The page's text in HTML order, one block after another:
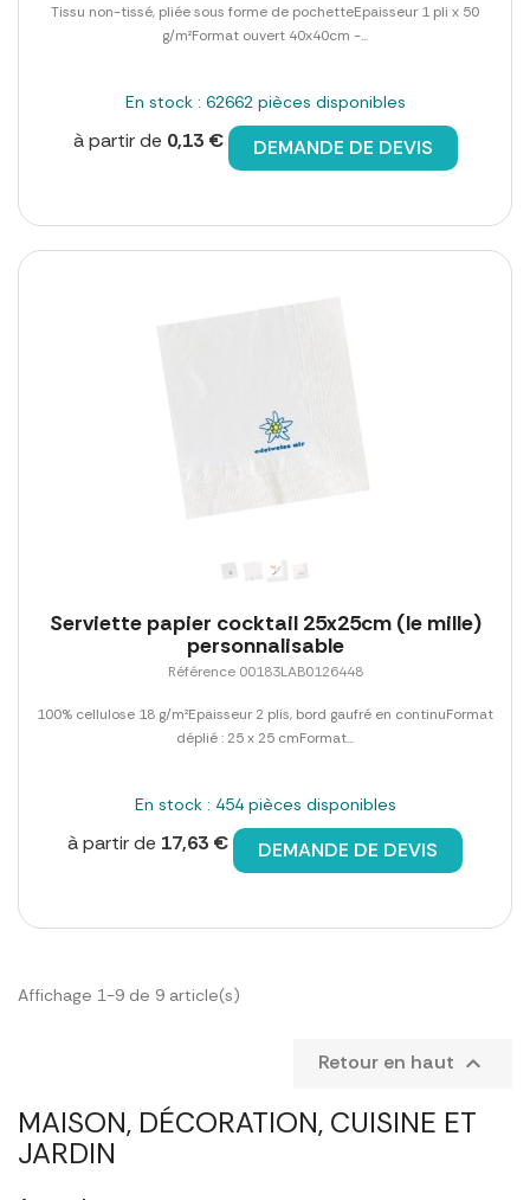
MAISON, DÉCORATION, CUISINE ET
JARDIN
Tissu non-tissé, pliée sous forme de pochetteEpaisseur 1 pli x 50
g/m²Format ouvert 40x40cm -...
En stock : 62662 pièces disponibles
à partir de 0,13 € DEMANDE DE DEVIS
Serviette papier cocktail 25x25cm (le mille)
personnalisable
Référence 00183LAB0126448
100% cellulose 18 g/m²Epaisseur 2 plis, bord gaufré en continuFormat
déplié : 25 x 25 cmFormat...
En stock : 454 pièces disponibles
à partir de 17,63 € DEMANDE DE DEVIS
Affichage 1-9 de 9 article(s)
Retour en haut 